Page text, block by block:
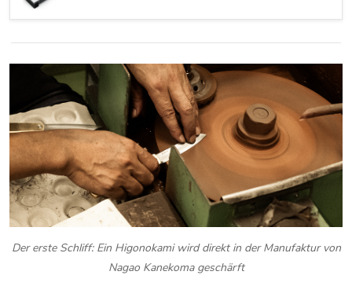
Der erste Schliff: Ein Higonokami wird direkt in der Manufaktur von
Nagao Kanekoma geschärft